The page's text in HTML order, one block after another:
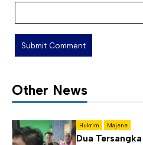
Other News
Hukrim Majene
Dua